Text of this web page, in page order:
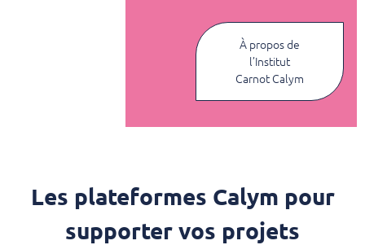
À propos de
l’Institut
Carnot Calym
Les plateformes Calym pour
supporter vos projets